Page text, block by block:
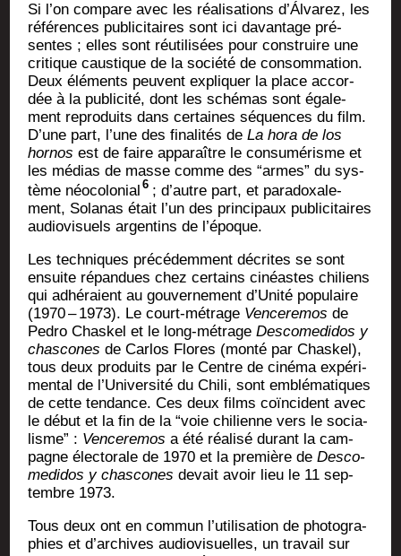
Si l’on com­pare avec les réa­li­sa­tions d’Álvarez, les
réfé­rences publi­ci­taires sont ici davan­tage pré­
sentes ; elles sont réuti­li­sées pour construire une
cri­tique caus­tique de la socié­té de consom­ma­tion.
Deux élé­ments peuvent expli­quer la place accor­
dée à la publi­ci­té, dont les sché­mas sont éga­le­
ment repro­duits dans cer­taines séquences du film.
D’une part, l’une des fina­li­tés deLa hora de los
hor­nos est de faire appa­raître le consu­mé­risme et
les médias de masse comme des “armes” du sys­
tème néo­co­lo­nial 6 ; d’autre part, et para­doxa­le­
ment, Sola­nas était l’un des prin­ci­paux publi­ci­taires
audio­vi­suels argen­tins de l’époque.
Les tech­niques pré­cé­dem­ment décrites se sont
ensuite répan­dues chez cer­tains cinéastes chi­liens
qui adhé­raient au gou­ver­ne­ment d’Unité popu­laire
(1970 – 1973). Le court-métrage Ven­ce­re­mos de
Pedro Chas­kel et le long-métrageDes­co­me­di­dos y
chas­conesde Car­los Flores (mon­té par Chas­kel),
tous deux pro­duits par le Centre de ciné­ma expé­ri­
men­tal de l’Université du Chi­li, sont emblé­ma­tiques
de cette ten­dance. Ces deux films coïn­cident avec
le début et la fin de la “voie chi­lienne vers le socia­
lisme” : Ven­ce­re­mosa été réa­li­sé durant la cam­
pagne élec­to­rale de 1970 et la pre­mière deDes­co­
me­di­dos y chas­cones devait avoir lieu le 11 sep­
tembre 1973.
Tous deux ont en com­mun l’utilisation de pho­to­gra­
phies et d’archives audio­vi­suelles, un tra­vail sur